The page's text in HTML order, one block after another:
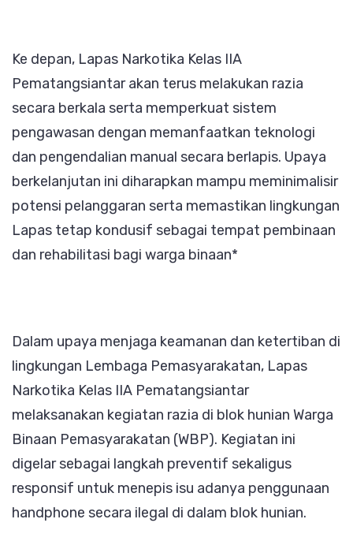
Ke depan, Lapas Narkotika Kelas IIA
Pematangsiantar akan terus melakukan razia
secara berkala serta memperkuat sistem
pengawasan dengan memanfaatkan teknologi
dan pengendalian manual secara berlapis. Upaya
berkelanjutan ini diharapkan mampu meminimalisir
potensi pelanggaran serta memastikan lingkungan
Lapas tetap kondusif sebagai tempat pembinaan
dan rehabilitasi bagi warga binaan*
Dalam upaya menjaga keamanan dan ketertiban di
lingkungan Lembaga Pemasyarakatan, Lapas
Narkotika Kelas IIA Pematangsiantar
melaksanakan kegiatan razia di blok hunian Warga
Binaan Pemasyarakatan (WBP). Kegiatan ini
digelar sebagai langkah preventif sekaligus
responsif untuk menepis isu adanya penggunaan
handphone secara ilegal di dalam blok hunian.